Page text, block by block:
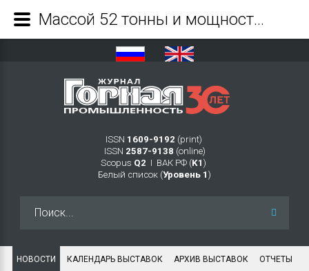
ISSN 1609-9192 (print)
ISSN 2587-9138 (online)
Scopus Q2 Ι ВАК РФ (K1 )
Белый список (Уровень 1 )
НОВОСТИ КАЛЕНДАРЬ ВЫСТАВОК АРХИВ ВЫСТАВОК ОТЧЕТЫ
Массой 52 тонны и мощностью двигателя 502 л.с: под брендом ЧЕТРА изготовлена новая модель бульдозера - Журнал Горная промышленность